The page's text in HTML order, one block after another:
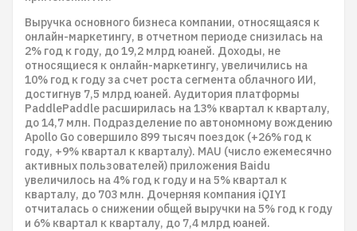
Выручка основного бизнеса компании, относящаяся к
онлайн-маркетингу, в отчетном периоде снизилась на
2% год к году, до 19,2 млрд юаней. Доходы, не
относящиеся к онлайн-маркетингу, увеличились на
10% год к году за счет роста сегмента облачного ИИ,
достигнув 7,5 млрд юаней. Аудитория платформы
PaddlePaddle расширилась на 13% квартал к кварталу,
до 14,7 млн. Подразделение по автономному вождению
Apollo Go совершило 899 тысяч поездок (+26% год к
году, +9% квартал к кварталу). MAU (число ежемесячно
активных пользователей) приложения Baidu
увеличилось на 4% год к году и на 5% квартал к
кварталу, до 703 млн. Дочерняя компания iQIYI
отчиталась о снижении общей выручки на 5% год к году
и 6% квартал к кварталу, до 7,4 млрд юаней.